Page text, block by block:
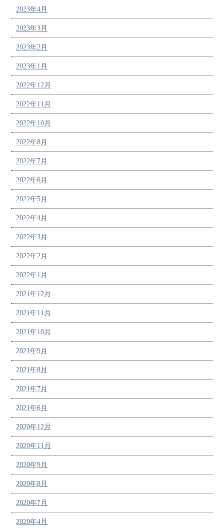
2023年4月
2023年3月
2023年2月
2023年1月
2022年12月
2022年11月
2022年10月
2022年8月
2022年7月
2022年6月
2022年5月
2022年4月
2022年3月
2022年2月
2022年1月
2021年12月
2021年11月
2021年10月
2021年9月
2021年8月
2021年7月
2021年6月
2020年12月
2020年11月
2020年9月
2020年8月
2020年7月
2020年4月